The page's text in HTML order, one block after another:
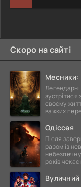
Скоро на сайті
своєму
важких
Одіссея
Після
разом із
років